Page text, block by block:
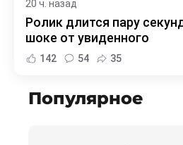
20 ч. назад
Ролик длится пару
шоке от увиденного
142 54 35
Популярное